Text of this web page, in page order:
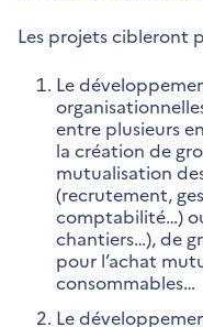
Les projets cibleront
Le
entre plusieurs
la création de
mutualisation
(recrutement,
comptabilité…)
chantiers…), de
pour l’achat
consommables…
Le